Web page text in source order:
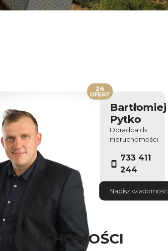
Bartłomiej
Pytko
Doradca ds
nieruchomości
733 411
244
Napisz wiadomość
26
OFERT
NIERUCHOMOŚCI